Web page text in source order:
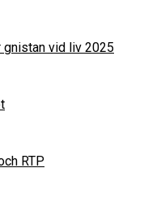
gnistan vid liv 2025
RTP